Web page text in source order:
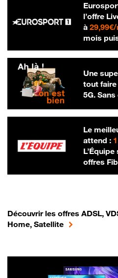
l’offre
à
mois
Une
tout faire
5G.
Le
attend :
offres
Découvrir les offres ADSL,
Home, Satellite